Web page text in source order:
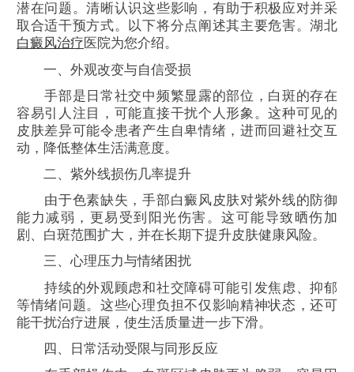
潜在问题。清晰认识这些影响，有助于积极应对并采
取合适干预方式。以下将分点阐述其主要危害。湖北
白癜风治疗 医院为您介绍。
一、外观改变与自信受损
手部是日常社交中频繁显露的部位，白斑的存在
容易引人注目，可能直接干扰个人形象。这种可见的
皮肤差异可能令患者产生自卑情绪，进而回避社交互
动，降低整体生活满意度。
二、紫外线损伤几率提升
由于色素缺失，手部白癜风皮肤对紫外线的防御
能力减弱，更易受到阳光伤害。这可能导致晒伤加
剧、白斑范围扩大，并在长期下提升皮肤健康风险。
三、心理压力与情绪困扰
持续的外观顾虑和社交障碍可能引发焦虑、抑郁
等情绪问题。这些心理负担不仅影响精神状态，还可
能干扰治疗进展，使生活质量进一步下滑。
四、日常活动受限与同形反应